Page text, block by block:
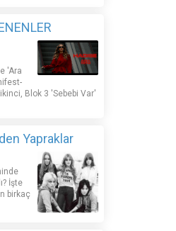
'Ara
Blok 3 'Sebebi Var'
Yapraklar
İşte
birkaç